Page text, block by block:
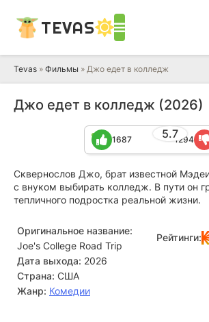
TEVAS
Tevas » Фильмы » Джо едет в колледж
Джо едет в колледж (2026)
5.7
1687 1294
Сквернослов Джо, брат известной
с внуком выбирать колледж. В пути он
тепличного подростка реальной жизни.
Оригинальное название:
Joe's College Road Trip
Дата выхода: 2026
Страна: США
Жанр: Комедии
Рейтинги: